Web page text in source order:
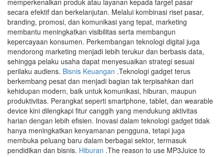
memperkenalkan produk atau layanan kepada target pasar
secara efektif dan berkelanjutan. Melalui kombinasi riset pasar,
branding, promosi, dan komunikasi yang tepat, marketing
membantu meningkatkan visibilitas serta membangun
kepercayaan konsumen. Perkembangan teknologi digital juga
mendorong marketing menjadi lebih terukur dan berbasis data,
sehingga pelaku usaha dapat menyesuaikan strategi sesuai
perilaku audiens. Bisnis Keuangan .Teknologi gadget terus
berkembang pesat dan menjadi bagian tak terpisahkan dari
kehidupan modern, baik untuk komunikasi, hiburan, maupun
produktivitas. Perangkat seperti smartphone, tablet, dan wearable
device kini dilengkapi fitur canggih yang mendukung aktivitas
harian dengan lebih efisien. Inovasi dalam teknologi gadget tidak
hanya meningkatkan kenyamanan pengguna, tetapi juga
membuka peluang baru dalam berbagai sektor, termasuk
pendidikan dan bisnis. Hiburan .The reason to use MP3Juice to